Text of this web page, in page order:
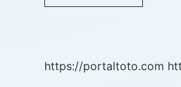
Türü
https://portaltoto.com